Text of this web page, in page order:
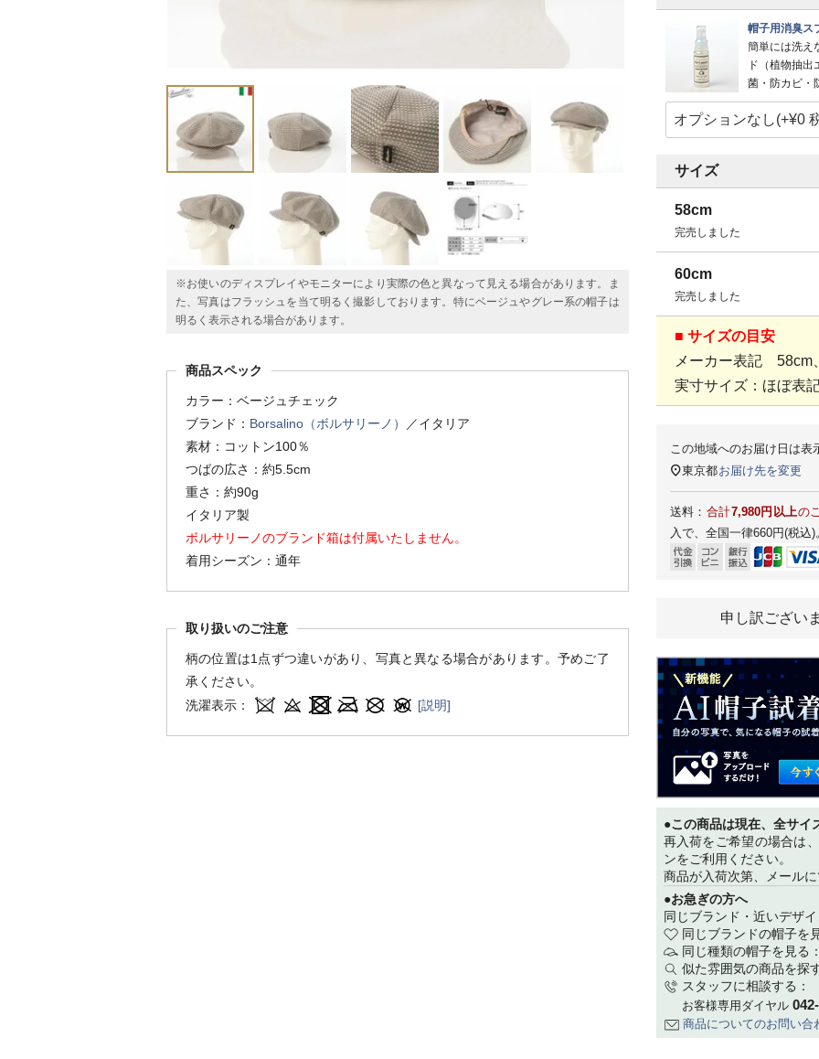
※お使いのディスプレイやモニターにより実際の色と異なって見える場合があります。ま
た、写真はフラッシュを当て明るく撮影しております。特にベージュやグレー系の帽子は
明るく表示される場合があります。
商品スペック
カラー：ベージュチェック
ブランド： Borsalino（ボルサリーノ）
／イタリア
素材：コットン100％
つばの広さ：約5.5cm
重さ：約90g
イタリア製
ボルサリーノのブランド箱は付属いたしません。
着用シーズン：通年
取り扱いのご注意
柄の位置は1点ずつ違いがあり、写真と異なる場合があります。予めご了
承ください。
洗濯表示：
[説明]
帽子用消臭ス
簡単には洗え
ド（植物抽
菌・防カビ・
サイズ
58cm
完売しました
60cm
完売しました
■ サイズの目安
メーカー表記 58cm
実寸サイズ：ほぼ表
この地域へのお届け日は表
東京都お届け先を変更
送料： 合計7,980円以上の
入で、全国一律660円(税込)
申し訳ござい
●この商品は現在、全サイ
再入荷をご希望の場合は
ンをご利用ください。
商品が入荷次第、メールに
●お急ぎの方へ
同じブランド・近いデザ
同じブランドの帽子を
同じ種類の帽子を見る：
似た雰囲気の商品を探
スタッフに相談する：
お客様専用ダイヤル
商品についてのお問い合